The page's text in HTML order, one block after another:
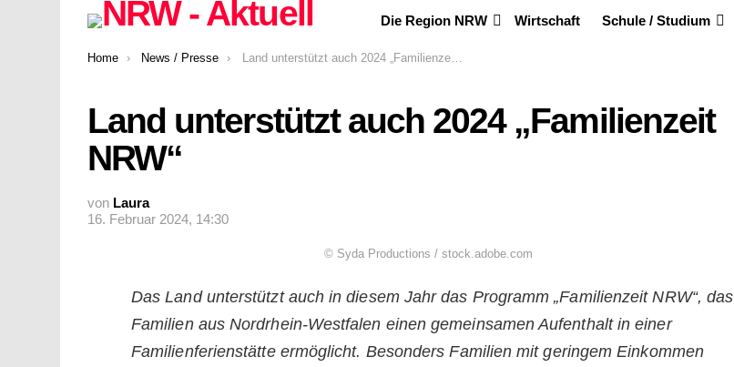
Die Region NRW Wirtschaft Schule / Studium
You are here:
Home News / Presse Land unterstützt auch 2024 „Familienzeit NRW“
Land unterstützt auch 2024 „Familienzeit
NRW“
von Laura
16. Februar 2024, 14:30
© Syda Productions / stock.adobe.com
Das Land unterstützt auch in diesem Jahr das Programm „Familienzeit NRW“, das
Familien aus Nordrhein-Westfalen einen gemeinsamen Aufenthalt in einer
Familienferienstätte ermöglicht. Besonders Familien mit geringem Einkommen